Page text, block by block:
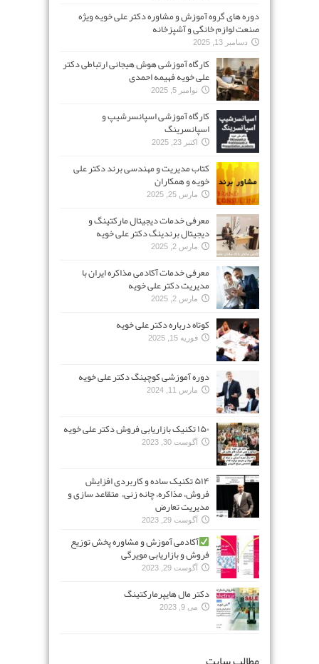
دوره های گروه آموزش و مشاوره دکتر علی خویه ویژه
صنعت لوازم خانگی و آشپزخانه
دسامبر 13, 2025
کارگاه آموزشی هوش هیجانی ارتباطی دکتر
علی خویه فهیمه احمدی
نوامبر 5, 2025
کارگاه آموزشی اسپانسرشیپ و
اسپانسرینگ
اکتبر 23, 2025
کتاب مدیریت و مهندسی برند دکتر علی
خویه و همکاران
مارس 25, 2025
معرفی خدمات دیجیتال مارکتینگ و
دیجیتال برندینگ دکتر علی خویه
مارس 2, 2025
معرفی خدمات آکادمی مذاکره ایران با
مدیریت دکتر علی خویه
مارس 2, 2025
کوتاه درباره دکتر علی خویه
فوریه 15, 2025
دوره آموزشی کوچینگ دکتر علی خویه
مارس 11, 2024
۱۵۰ تکنیک بازاریابی فروش دکتر علی خویه
آگوست 30, 2023
۵۱۴ تکنیک ساده و کاربردی افزایش
فروش، مذاکره، چانه زنی، متقاعد سازی و
مدیریت تعارض
آگوست 29, 2023
آکادمی آموزش و مشاوره پخش توزیع
فروش و بازاریابی مویرگی
آگوست 29, 2023
دکتر مال هایپرمارکتینگ
می 9, 2023